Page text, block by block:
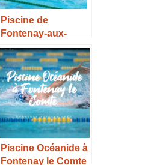
Piscine de
Fontenay-aux-
Roses – Horaires,
Tarifs et Infos –
Piscine Océanide à
Fontenay le Comte